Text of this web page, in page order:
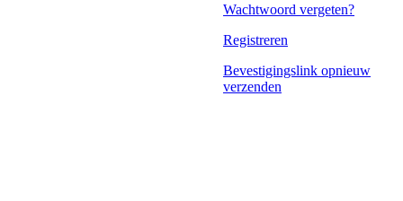
Wachtwoord vergeten?
Registreren
Bevestigingslink opnieuw
verzenden